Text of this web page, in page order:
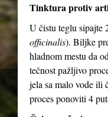
Tinktura protiv
U čistu teglu sipajte
officinalis). Biljke
hladnom mestu da
tečnost pažljivo
jela sa malo vode ili
proces ponoviti 4